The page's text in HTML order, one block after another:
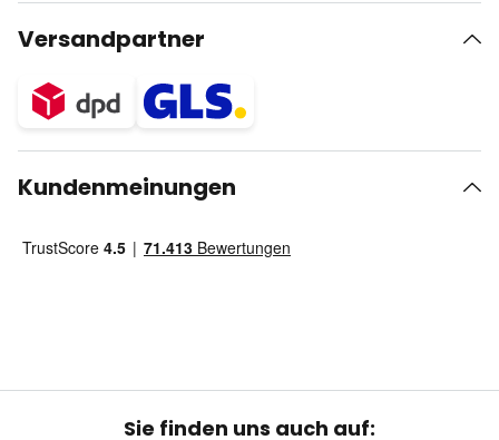
Versandpartner
Kundenmeinungen
Sie finden uns auch auf: